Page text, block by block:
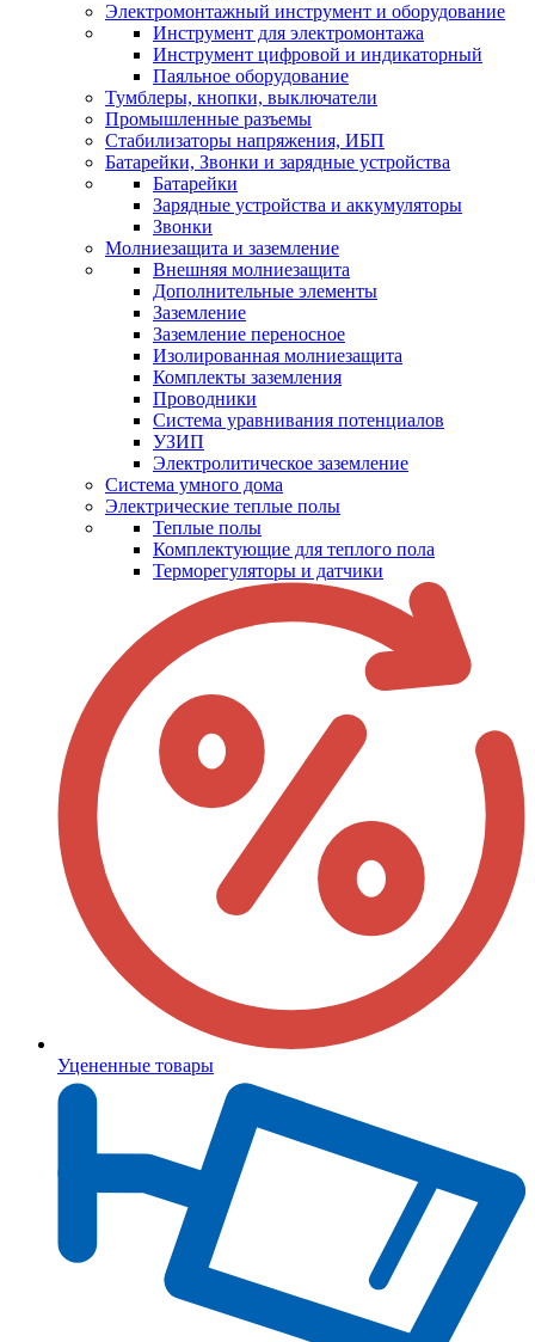
Электромонтажный инструмент и оборудование
Инструмент для электромонтажа
Инструмент цифровой и индикаторный
Паяльное оборудование
Тумблеры, кнопки, выключатели
Промышленные разъемы
Стабилизаторы напряжения, ИБП
Батарейки, Звонки и зарядные устройства
Батарейки
Зарядные устройства и аккумуляторы
Звонки
Молниезащита и заземление
Внешняя молниезащита
Дополнительные элементы
Заземление
Заземление переносное
Изолированная молниезащита
Комплекты заземления
Проводники
Система уравнивания потенциалов
УЗИП
Электролитическое заземление
Система умного дома
Электрические теплые полы
Теплые полы
Комплектующие для теплого пола
Терморегуляторы и датчики
Уцененные товары